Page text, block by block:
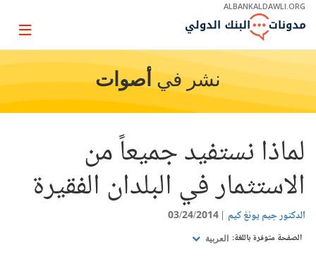
Skip
Main
ALBANKALDAWLI.ORG
Page
نشر في أصوات
لماذا نستفيد جميعاً من
الاستثمار في البلدان الفقيرة
الدكتور جيم يونغ كيم 03/24/2014
الصفحة متوفرة باللغة: العربية